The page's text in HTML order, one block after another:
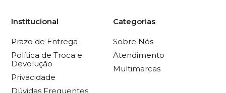
Institucional
Prazo de Entrega
Política de Troca e
Devolução
Privacidade
Dúvidas Frequentes
Categorias
Sobre Nós
Atendimento
Multimarcas